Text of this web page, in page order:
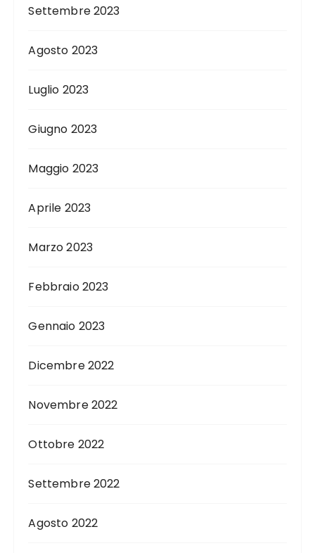
Settembre 2023
Agosto 2023
Luglio 2023
Giugno 2023
Maggio 2023
Aprile 2023
Marzo 2023
Febbraio 2023
Gennaio 2023
Dicembre 2022
Novembre 2022
Ottobre 2022
Settembre 2022
Agosto 2022